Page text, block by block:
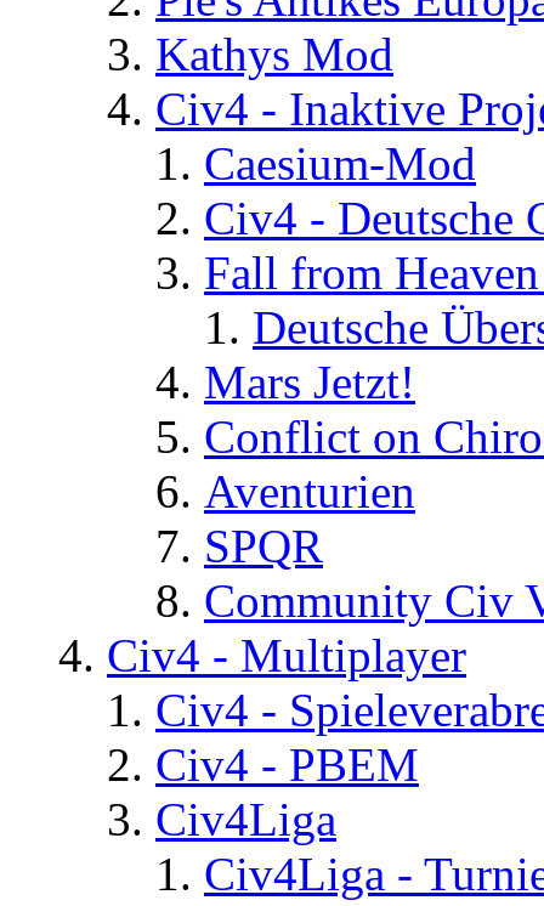
Kathys Mod
Civ4 - Inaktive
Caesium-Mod
Civ4 - Deutsche
Fall from
Deutsche
Mars Jetzt!
Conflict on
Aventurien
SPQR
Community Civ
Civ4 - Multiplayer
Civ4 -
Civ4 - PBEM
Civ4Liga
Civ4Liga -